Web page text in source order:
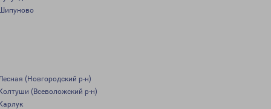
(Новгородский р-н)
(Всеволожский р-н)